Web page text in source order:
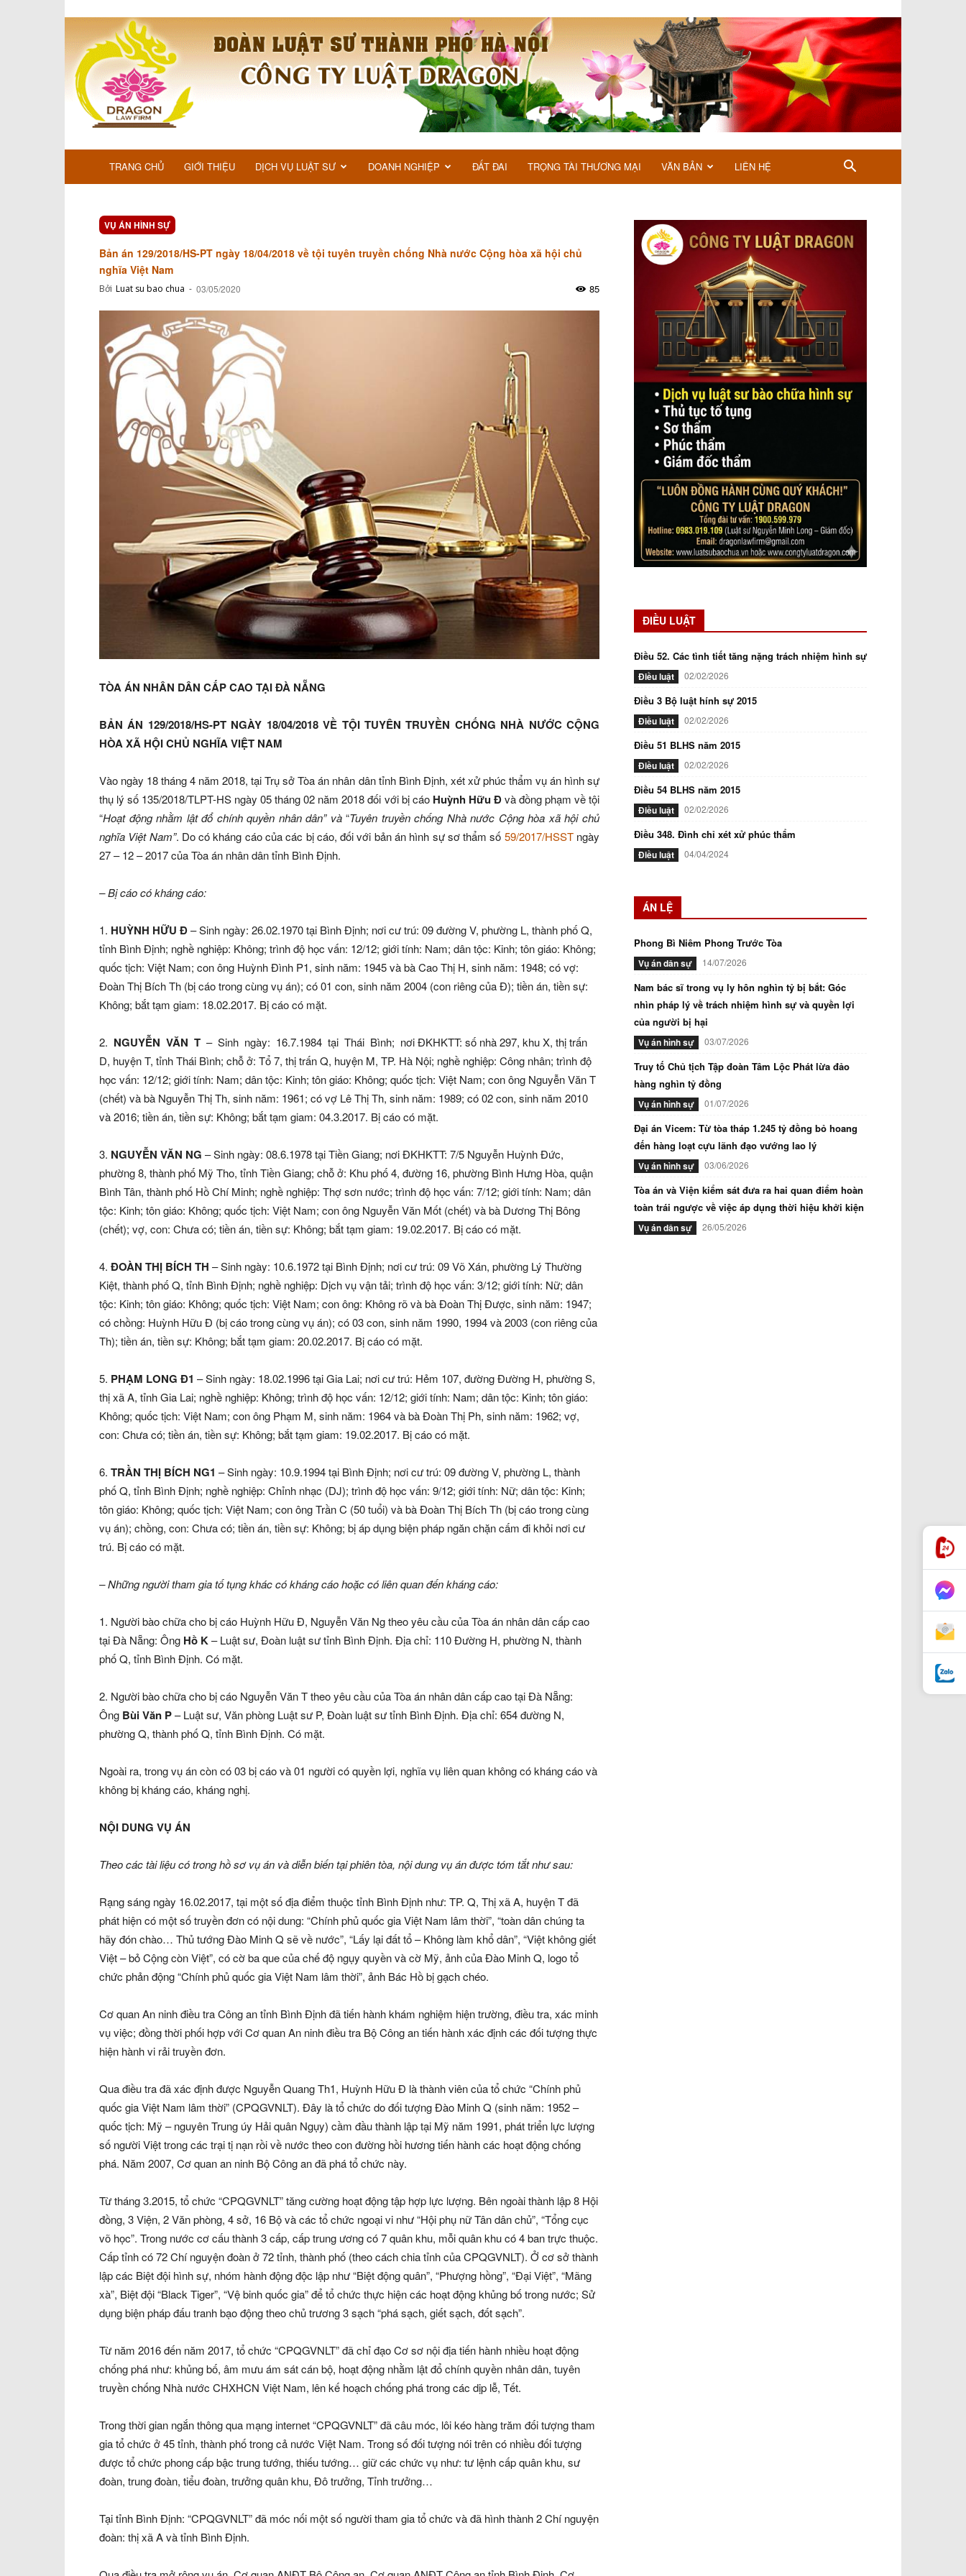
TRANG CHỦ GIỚI THIỆU DỊCH VỤ LUẬT SƯ DOANH NGHIỆP ĐẤT ĐAI TRỌNG TÀI THƯƠNG MẠI VĂN BẢN LIÊN HỆ
VỤ ÁN HÌNH SỰ
Bản án 129/2018/HS-PT ngày 18/04/2018 về tội tuyên truyền chống Nhà nước Cộng hòa xã hội chủ
nghĩa Việt Nam
Bởi Luat su bao chua - 03/05/2020 85
TÒA ÁN NHÂN DÂN CẤP CAO TẠI ĐÀ NẴNG
BẢN ÁN 129/2018/HS-PT NGÀY 18/04/2018 VỀ TỘI TUYÊN TRUYỀN CHỐNG NHÀ NƯỚC CỘNG
HÒA XÃ HỘI CHỦ NGHĨA VIỆT NAM
Vào ngày 18 tháng 4 năm 2018, tại Trụ sở Tòa án nhân dân tỉnh Bình Định, xét xử phúc thẩm vụ án hình sự
thụ lý số 135/2018/TLPT-HS ngày 05 tháng 02 năm 2018 đối với bị cáo Huỳnh Hữu Đvà đồng phạm về tội
“Hoạt động nhằm lật đổ chính quyền nhân dân” và“Tuyên truyền chống Nhà nước Cộng hòa xã hội chủ
nghĩa Việt Nam”. Do có kháng cáo của các bị cáo, đối với bản án hình sự sơ thẩm số 59/2017/HSSTngày
27 – 12 – 2017 của Tòa án nhân dân tỉnh Bình Định.
– Bị cáo có kháng cáo:
1. HUỲNH HỮU Đ– Sinh ngày: 26.02.1970 tại Bình Định; nơi cư trú: 09 đường V, phường L, thành phố Q,
tỉnh Bình Định; nghề nghiệp: Không; trình độ học vấn: 12/12; giới tính: Nam; dân tộc: Kinh; tôn giáo: Không;
quốc tịch: Việt Nam; con ông Huỳnh Đình P1, sinh năm: 1945 và bà Cao Thị H, sinh năm: 1948; có vợ:
Đoàn Thị Bích Th (bị cáo trong cùng vụ án); có 01 con, sinh năm 2004 (con riêng của Đ); tiền án, tiền sự:
Không; bắt tạm giam: 18.02.2017. Bị cáo có mặt.
2. NGUYỄN VĂN T – Sinh ngày: 16.7.1984 tại Thái Bình; nơi ĐKHKTT: số nhà 297, khu X, thị trấn
D, huyện T, tỉnh Thái Bình; chỗ ở: Tổ 7, thị trấn Q, huyện M, TP. Hà Nội; nghề nghiệp: Công nhân; trình độ
học vấn: 12/12; giới tính: Nam; dân tộc: Kinh; tôn giáo: Không; quốc tịch: Việt Nam; con ông Nguyễn Văn T
(chết) và bà Nguyễn Thị Th, sinh năm: 1961; có vợ Lê Thị Th, sinh năm: 1989; có 02 con, sinh năm 2010
và 2016; tiền án, tiền sự: Không; bắt tạm giam: 04.3.2017. Bị cáo có mặt.
3. NGUYỄN VĂN NG – Sinh ngày: 08.6.1978 tại Tiền Giang; nơi ĐKHKTT: 7/5 Nguyễn Huỳnh Đức,
phường 8, thành phố Mỹ Tho, tỉnh Tiền Giang; chỗ ở: Khu phố 4, đường 16, phường Bình Hưng Hòa, quận
Bình Tân, thành phố Hồ Chí Minh; nghề nghiệp: Thợ sơn nước; trình độ học vấn: 7/12; giới tính: Nam; dân
tộc: Kinh; tôn giáo: Không; quốc tịch: Việt Nam; con ông Nguyễn Văn Mốt (chết) và bà Dương Thị Bông
(chết); vợ, con: Chưa có; tiền án, tiền sự: Không; bắt tạm giam: 19.02.2017. Bị cáo có mặt.
4. ĐOÀN THỊ BÍCH TH – Sinh ngày: 10.6.1972 tại Bình Định; nơi cư trú: 09 Võ Xán, phường Lý Thường
Kiệt, thành phố Q, tỉnh Bình Định; nghề nghiệp: Dịch vụ vận tải; trình độ học vấn: 3/12; giới tính: Nữ; dân
tộc: Kinh; tôn giáo: Không; quốc tịch: Việt Nam; con ông: Không rõ và bà Đoàn Thị Được, sinh năm: 1947;
có chồng: Huỳnh Hữu Đ (bị cáo trong cùng vụ án); có 03 con, sinh năm 1990, 1994 và 2003 (con riêng của
Th); tiền án, tiền sự: Không; bắt tạm giam: 20.02.2017. Bị cáo có mặt.
5. PHẠM LONG Đ1 – Sinh ngày: 18.02.1996 tại Gia Lai; nơi cư trú: Hẻm 107, đường Đường H, phường S,
thị xã A, tỉnh Gia Lai; nghề nghiệp: Không; trình độ học vấn: 12/12; giới tính: Nam; dân tộc: Kinh; tôn giáo:
Không; quốc tịch: Việt Nam; con ông Phạm M, sinh năm: 1964 và bà Đoàn Thị Ph, sinh năm: 1962; vợ,
con: Chưa có; tiền án, tiền sự: Không; bắt tạm giam: 19.02.2017. Bị cáo có mặt.
6. TRẦN THỊ BÍCH NG1 – Sinh ngày: 10.9.1994 tại Bình Định; nơi cư trú: 09 đường V, phường L, thành
phố Q, tỉnh Bình Định; nghề nghiệp: Chỉnh nhạc (DJ); trình độ học vấn: 9/12; giới tính: Nữ; dân tộc: Kinh;
tôn giáo: Không; quốc tịch: Việt Nam; con ông Trần C (50 tuổi) và bà Đoàn Thị Bích Th (bị cáo trong cùng
vụ án); chồng, con: Chưa có; tiền án, tiền sự: Không; bị áp dụng biện pháp ngăn chặn cấm đi khỏi nơi cư
trú. Bị cáo có mặt.
– Những người tham gia tố tụng khác có kháng cáo hoặc có liên quan đến kháng cáo:
1. Người bào chữa cho bị cáo Huỳnh Hữu Đ, Nguyễn Văn Ng theo yêu cầu của Tòa án nhân dân cấp cao
tại Đà Nẵng: Ông Hồ K– Luật sư, Đoàn luật sư tỉnh Bình Định. Địa chỉ: 110 Đường H, phường N, thành
phố Q, tỉnh Bình Định. Có mặt.
2. Người bào chữa cho bị cáo Nguyễn Văn T theo yêu cầu của Tòa án nhân dân cấp cao tại Đà Nẵng:
Ông Bùi Văn P– Luật sư, Văn phòng Luật sư P, Đoàn luật sư tỉnh Bình Định. Địa chỉ: 654 đường N,
phường Q, thành phố Q, tỉnh Bình Định. Có mặt.
Ngoài ra, trong vụ án còn có 03 bị cáo và 01 người có quyền lợi, nghĩa vụ liên quan không có kháng cáo và
không bị kháng cáo, kháng nghị.
NỘI DUNG VỤ ÁN
Theo các tài liệu có trong hồ sơ vụ án và diễn biến tại phiên tòa, nội dung vụ án được tóm tắt như sau:
Rạng sáng ngày 16.02.2017, tại một số địa điểm thuộc tỉnh Bình Định như: TP. Q, Thị xã A, huyện T đã
phát hiện có một số truyền đơn có nội dung: “Chính phủ quốc gia Việt Nam lâm thời”, “toàn dân chúng ta
hãy đón chào… Thủ tướng Đào Minh Q sẽ về nước”, “Lấy lại đất tổ – Không làm khổ dân”, “Việt không giết
Việt – bỏ Cộng còn Việt”, có cờ ba que của chế độ ngụy quyền và cờ Mỹ, ảnh của Đào Minh Q, logo tổ
chức phản động “Chính phủ quốc gia Việt Nam lâm thời”, ảnh Bác Hồ bị gạch chéo.
Cơ quan An ninh điều tra Công an tỉnh Bình Định đã tiến hành khám nghiệm hiện trường, điều tra, xác minh
vụ việc; đồng thời phối hợp với Cơ quan An ninh điều tra Bộ Công an tiến hành xác định các đối tượng thực
hiện hành vi rải truyền đơn.
Qua điều tra đã xác định được Nguyễn Quang Th1, Huỳnh Hữu Đ là thành viên của tổ chức “Chính phủ
quốc gia Việt Nam lâm thời” (CPQGVNLT). Đây là tổ chức do đối tượng Đào Minh Q (sinh năm: 1952 –
quốc tịch: Mỹ – nguyên Trung úy Hải quân Ngụy) cầm đầu thành lập tại Mỹ năm 1991, phát triển lực lượng
số người Việt trong các trại tị nạn rồi về nước theo con đường hồi hương tiến hành các hoạt động chống
phá. Năm 2007, Cơ quan an ninh Bộ Công an đã phá tổ chức này.
Từ tháng 3.2015, tổ chức “CPQGVNLT” tăng cường hoạt động tập hợp lực lượng. Bên ngoài thành lập 8 Hội
đồng, 3 Viện, 2 Văn phòng, 4 sở, 16 Bộ và các tổ chức ngoại vi như “Hội phụ nữ Tân dân chủ”, “Tổng cục
võ học”. Trong nước cơ cấu thành 3 cấp, cấp trung ương có 7 quân khu, mỗi quân khu có 4 ban trực thuộc.
Cấp tỉnh có 72 Chí nguyện đoàn ở 72 tỉnh, thành phố (theo cách chia tỉnh của CPQGVNLT). Ở cơ sở thành
lập các Biệt đội hình sự, nhóm hành động độc lập như “Biệt động quân”, “Phượng hồng”, “Đại Việt”, “Mãng
xà”, Biệt đội “Black Tiger”, “Vệ binh quốc gia” để tổ chức thực hiện các hoạt động khủng bố trong nước; Sử
dụng biện pháp đấu tranh bạo động theo chủ trương 3 sạch “phá sạch, giết sạch, đốt sạch”.
Từ năm 2016 đến năm 2017, tổ chức “CPQGVNLT” đã chỉ đạo Cơ sơ nội địa tiến hành nhiều hoạt động
chống phá như: khủng bố, âm mưu ám sát cán bộ, hoạt động nhằm lật đổ chính quyền nhân dân, tuyên
truyền chống Nhà nước CHXHCN Việt Nam, lên kế hoạch chống phá trong các dịp lễ, Tết.
Trong thời gian ngắn thông qua mạng internet “CPQGVNLT” đã câu móc, lôi kéo hàng trăm đối tượng tham
gia tổ chức ở 45 tỉnh, thành phố trong cả nước Việt Nam. Trong số đối tượng nói trên có nhiều đối tượng
được tổ chức phong cấp bậc trung tướng, thiếu tướng… giữ các chức vụ như: tư lệnh cấp quân khu, sư
đoàn, trung đoàn, tiểu đoàn, trưởng quân khu, Đô trưởng, Tỉnh trưởng…
Tại tỉnh Bình Định: “CPQGVNLT” đã móc nối một số người tham gia tổ chức và đã hình thành 2 Chí nguyện
đoàn: thị xã A và tỉnh Bình Định.
ĐIỀU LUẬT
Điều 52. Các tình tiết tăng nặng trách nhiệm hình sự
Điều luật 02/02/2026
Điều 3 Bộ luật hính sự 2015
Điều luật 02/02/2026
Điều 51 BLHS năm 2015
Điều luật 02/02/2026
Điều 54 BLHS năm 2015
Điều luật 02/02/2026
Điều 348. Đình chỉ xét xử phúc thẩm
Điều luật 04/04/2024
ÁN LỆ
Phong Bì Niêm Phong Trước Tòa
Vụ án dân sự 14/07/2026
Nam bác sĩ trong vụ ly hôn nghìn tỷ bị bắt: Góc
nhìn pháp lý về trách nhiệm hình sự và quyền lợi
của người bị hại
Vụ án hình sự 03/07/2026
Truy tố Chủ tịch Tập đoàn Tâm Lộc Phát lừa đảo
hàng nghìn tỷ đồng
Vụ án hình sự 01/07/2026
Đại án Vicem: Từ tòa tháp 1.245 tỷ đồng bỏ hoang
đến hàng loạt cựu lãnh đạo vướng lao lý
Vụ án hình sự 03/06/2026
Tòa án và Viện kiểm sát đưa ra hai quan điểm hoàn
toàn trái ngược về việc áp dụng thời hiệu khởi kiện
Vụ án dân sự 26/05/2026